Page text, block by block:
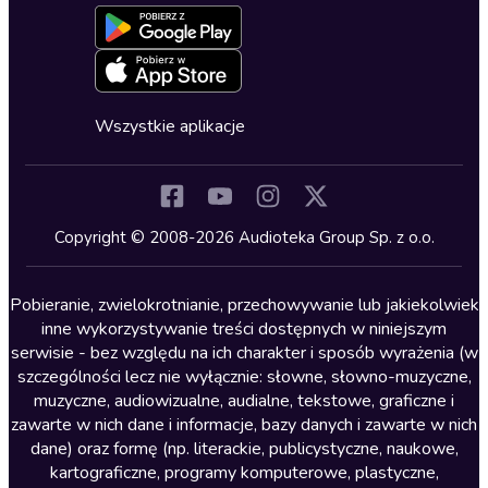
Dla młodzieży
Kryminały
Lektury szkolne
Literatura anglojęzyczna
Literatura faktu
Literatura obyczajowa
Literatura piękna obca
Literatura piękna polska
Formularz zgłaszania nielegalnych treści
Deklaracja dostępności
Oferta dla firm i bibliotek
Blog
Zapowiedzi
Cykle audiobooków
Wszystkie aplikacje
Copyright © 2008-2026 Audioteka Group Sp. z o.o.
Pobieranie, zwielokrotnianie, przechowywanie lub jakiekolwiek
inne wykorzystywanie treści dostępnych w niniejszym
serwisie - bez względu na ich charakter i sposób wyrażenia (w
szczególności lecz nie wyłącznie: słowne, słowno-muzyczne,
muzyczne, audiowizualne, audialne, tekstowe, graficzne i
zawarte w nich dane i informacje, bazy danych i zawarte w nich
dane) oraz formę (np. literackie, publicystyczne, naukowe,
kartograficzne, programy komputerowe, plastyczne,